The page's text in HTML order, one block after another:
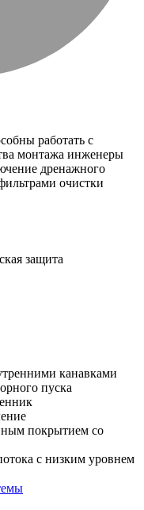
работать с
монтажа инженеры
дренажного
очистки
защита
канавками
пуска
покрытием со
с низким уровнем